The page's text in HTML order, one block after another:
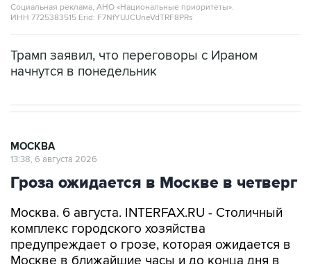
Социальная реклама, АНО «Национальные приоритеты».
ИНН 7725383515 Erid: F7NfYUJCUneVdTRF8PRs
Трамп заявил, что переговоры с Ираном
начнутся в понедельник
МОСКВА
13:38, 6 августа 2026
Гроза ожидается в Москве в четверг
Москва. 6 августа. INTERFAX.RU - Столичный
комплекс городского хозяйства
предупреждает о грозе, которая ожидается в